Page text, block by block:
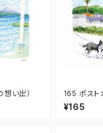
い出） 165 ポスト
¥165